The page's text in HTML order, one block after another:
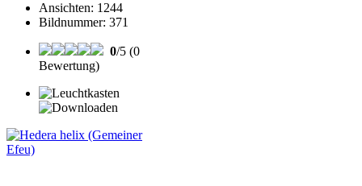
Ansichten: 1244
Bildnummer: 371
0/5 (0
Bewertung)